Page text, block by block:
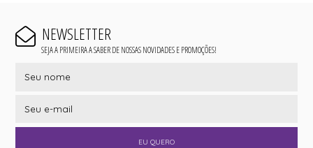
NEWSLETTER
SEJA A PRIMEIRA A SABER DE NOSSAS NOVIDADES E PROMOÇÕES!
EU QUERO